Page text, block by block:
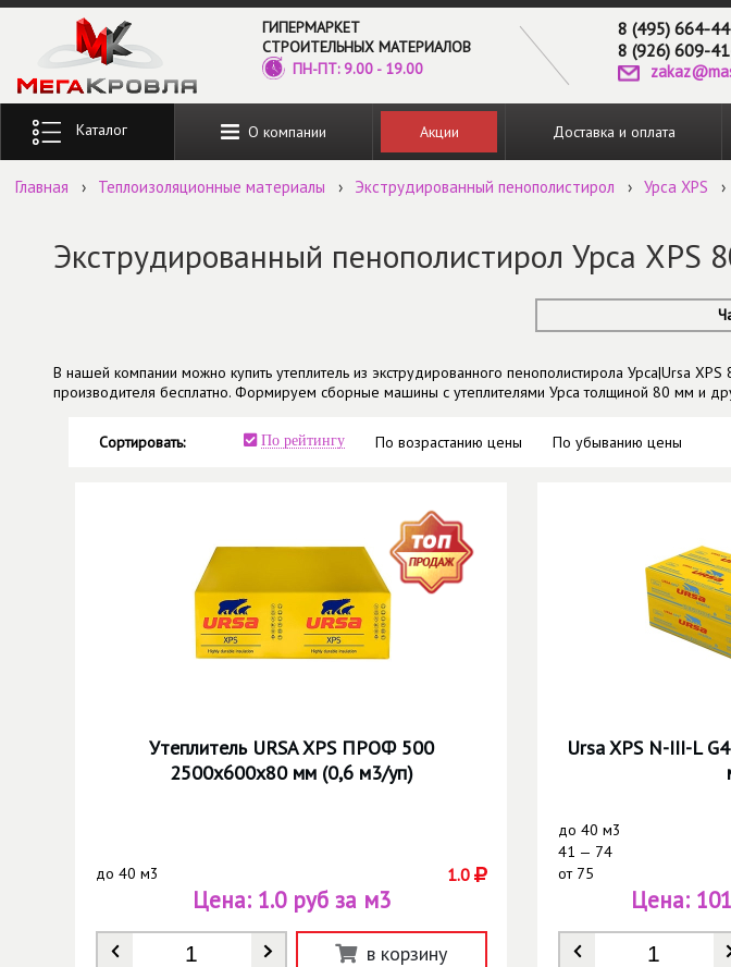
Перейти к основному содержанию
ГИПЕРМАРКЕТ
СТРОИТЕЛЬНЫХ МАТЕРИАЛОВ
ПН-ПТ: 9.00 - 19.00
8 (495) 664-
8 (926) 609-
О компании Акции Доставка и оплата
Введите ключевые слова для поиска
Главная › Теплоизоляционные материалы › Экструдированный пенополистирол › Урса XPS ›
Экструдированный пенополистирол Урса XPS
В нашей компании можно купить утеплитель из экструдированного пенополистирола Урса|Ursa
производителя бесплатно. Формируем сборные машины с утеплителями Урса толщиной 80 мм и
Сортировать: По рейтингу По возрастанию цены По убыванию цены
Утеплитель URSA XPS ПРОФ 500
2500х600х80 мм (0,6 м3/уп)
до 40 м3 1.0
Количество *
Цена: 1.0 руб за м3
в корзину
Ursa XPS N-III-L
до 40 м3
41 — 74
от75
Количество *
Цена: